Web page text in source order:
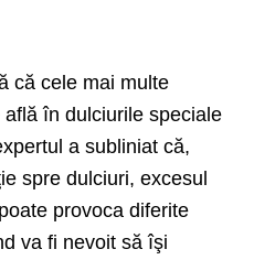
că cele mai multe
în dulciurile speciale
a subliniat că,
spre dulciuri, excesul
provoca diferite
va fi nevoit să îşi